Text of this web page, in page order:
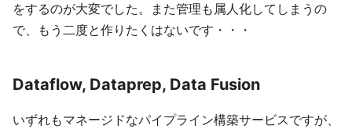
をするのが大変でした。また管理も属人化してしまうの
で、もう二度と作りたくはないです・・・
Dataflow, Dataprep, Data Fusion
いずれもマネージドなパイプライン構築サービスですが、